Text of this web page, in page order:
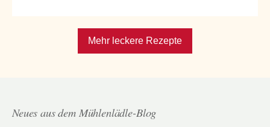
Mehr leckere Rezepte
Neues aus dem Mühlenlädle-Blog